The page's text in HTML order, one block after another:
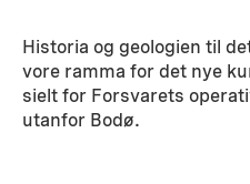
Historia og geologien til
vore ramma for det nye
sielt for Forsvarets
utanfor Bodø.